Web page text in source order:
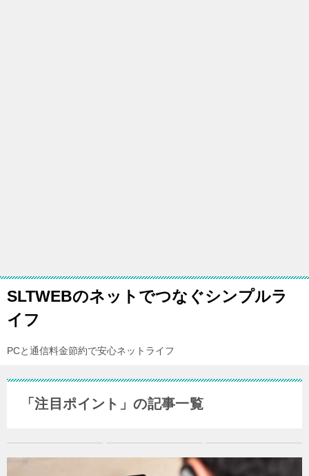
SLTWEBのネットでつなぐシンプルラ
イフ
PCと通信料金節約で安心ネットライフ
「注目ポイント」の記事一覧